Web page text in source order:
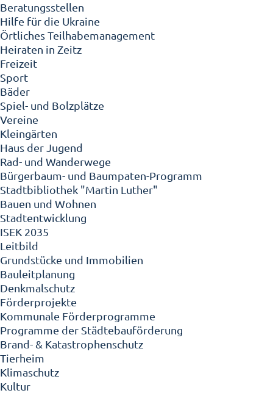
Beratungsstellen
Hilfe für die Ukraine
Örtliches Teilhabemanagement
Heiraten in Zeitz
Freizeit
Sport
Bäder
Spiel- und Bolzplätze
Vereine
Kleingärten
Haus der Jugend
Rad- und Wanderwege
Bürgerbaum- und Baumpaten-Programm
Stadtbibliothek "Martin Luther"
Bauen und Wohnen
Stadtentwicklung
ISEK 2035
Leitbild
Grundstücke und Immobilien
Bauleitplanung
Denkmalschutz
Förderprojekte
Kommunale Förderprogramme
Programme der Städtebauförderung
Brand- & Katastrophenschutz
Tierheim
Klimaschutz
Kultur